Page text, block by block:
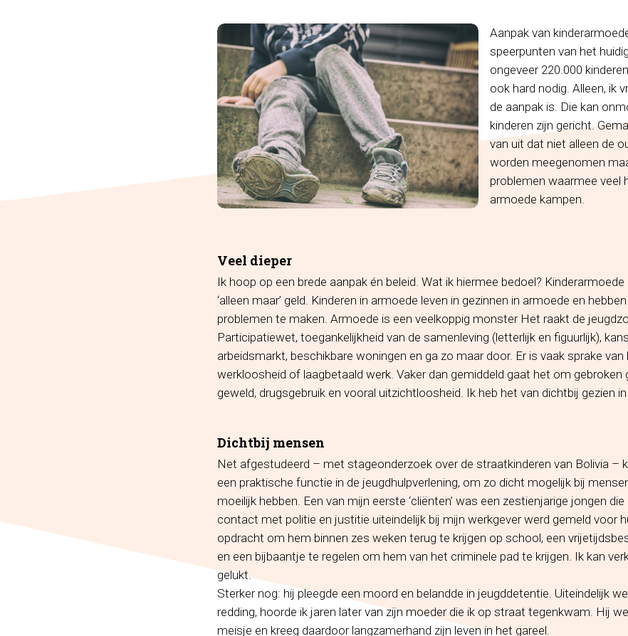
Aanpak van
speerpunten van het
ongeveer 220.000
ook hard nodig. Alleen, ik
de aanpak is. Die kan
kinderen zijn gericht.
van uit dat niet alleen de
worden meegenomen
problemen waarmee veel
armoede kampen.
Veel dieper
Ik hoop op een brede aanpak én beleid. Wat ik hiermee bedoel? Kinderarmoede
‘alleen maar’ geld. Kinderen in armoede leven in gezinnen in armoede en
problemen te maken. Armoede is een veelkoppig monster Het raakt de
Participatiewet, toegankelijkheid van de samenleving (letterlijk en figuurlijk),
arbeidsmarkt, beschikbare woningen en ga zo maar door. Er is vaak sprake van
werkloosheid of laagbetaald werk. Vaker dan gemiddeld gaat het om gebroken
geweld, drugsgebruik en vooral uitzichtloosheid. Ik heb het van dichtbij gezien
Dichtbij mensen
Net afgestudeerd – met stageonderzoek over de straatkinderen van Bolivia –
een praktische functie in de jeugdhulpverlening, om zo dicht mogelijk bij
moeilijk hebben. Een van mijn eerste ‘cliënten’ was een zestienjarige jongen
contact met politie en justitie uiteindelijk bij mijn werkgever werd gemeld voor
opdracht om hem binnen zes weken terug te krijgen op school, een
en een bijbaantje te regelen om hem van het criminele pad te krijgen. Ik kan
gelukt.
Sterker nog: hij pleegde een moord en belandde in jeugddetentie. Uiteindelijk
redding, hoorde ik jaren later van zijn moeder die ik op straat tegenkwam. Hij
meisje en kreeg daardoor langzamerhand zijn leven in het gareel.